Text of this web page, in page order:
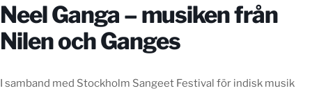
Neel Ganga – musiken från
Nilen och Ganges
I samband med Stockholm Sangeet Festival för indisk musik